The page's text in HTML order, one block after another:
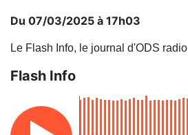
Du 07/03/2025 à 17h03
Le Flash Info, le journal d'ODS radio
Flash Info